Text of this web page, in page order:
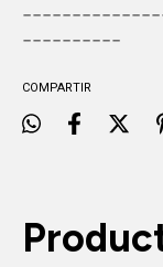
----------
COMPARTIR